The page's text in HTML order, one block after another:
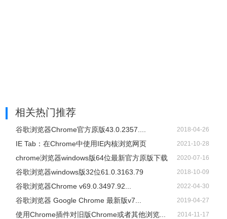
相关热门推荐
谷歌浏览器Chrome官方原版43.0.2357.... 2018-04-26
IE Tab：在Chrome中使用IE内核浏览网页 2021-10-28
chrome浏览器windows版64位最新官方原版下载 2020-07-16
谷歌浏览器windows版32位61.0.3163.79 2018-10-09
谷歌浏览器Chrome v69.0.3497.92... 2022-04-30
谷歌浏览器 Google Chrome 最新版v7... 2019-04-27
使用Chrome插件对旧版Chrome或者其他浏览... 2014-11-17